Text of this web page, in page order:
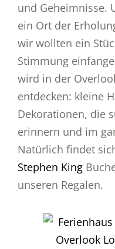
und Geheimnisse.
ein Ort der
wir wollten ein
Stimmung
wird in der
entdecken: kleine
Dekorationen, die
erinnern und im
Natürlich findet
Stephen King
unseren Regalen.